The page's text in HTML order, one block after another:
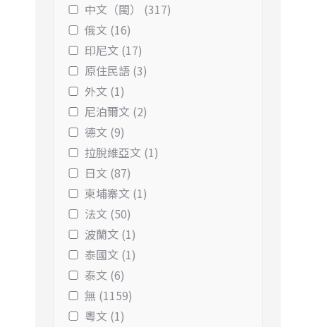
中文（閩） (317)
俄文 (16)
印尼文 (17)
原住民語 (3)
外文 (1)
尼泊爾文 (2)
德文 (9)
拉脫維亞文 (1)
日文 (87)
柬埔寨文 (1)
法文 (50)
波蘭文 (1)
泰國文 (1)
泰文 (6)
無 (1159)
粵文 (1)